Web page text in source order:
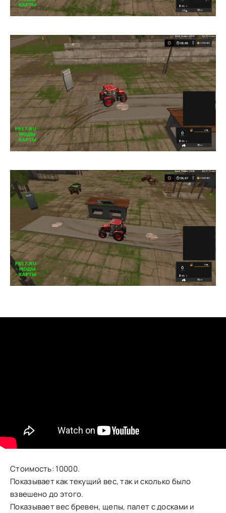
Стоимость: 10000.
Показывает как текущий вес, так и сколько было
взвешено до этого.
Показывает вес бревен, щепы, палет с досками и